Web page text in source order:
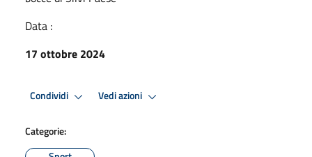
Data :
17 ottobre 2024
Condividi Vedi azioni
Categorie: